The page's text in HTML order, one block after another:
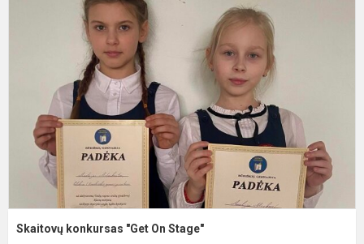
Skaitovų konkursas "Get On Stage"